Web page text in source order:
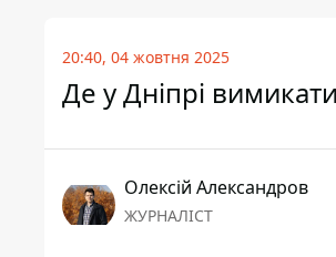
20:40, 04 жовтня 2025
Де у Дніпрі
Олексій Александров
ЖУРНАЛІСТ